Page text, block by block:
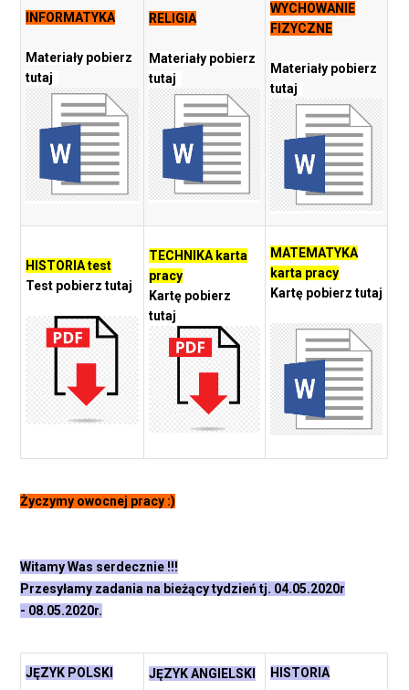
INFORMATYKA
Materiały pobierz
tutaj
RELIGIA
Materiały pobierz
tutaj
WYCHOWANIE
FIZYCZNE
Materiały pobierz
tutaj
HISTORIA test
Test pobierz tutaj
TECHNIKA karta
pracy
Kartę pobierz
tutaj
MATEMATYKA
karta pracy
Kartę pobierz tutaj
Życzymy owocnej pracy :)
Witamy Was serdecznie !!!
Przesyłamy zadania na bieżący tydzień tj. 04.05.2020r
- 08.05.2020r.
JĘZYK POLSKI JĘZYK ANGIELSKI HISTORIA